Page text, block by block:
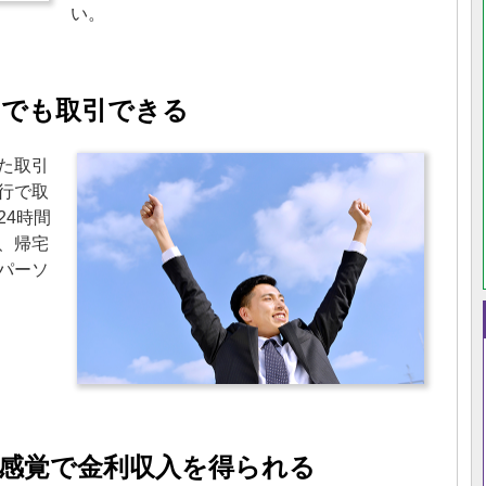
い。
も取引できる
取引
で取
時間
帰宅
ーソ
覚で金利収入を得られる